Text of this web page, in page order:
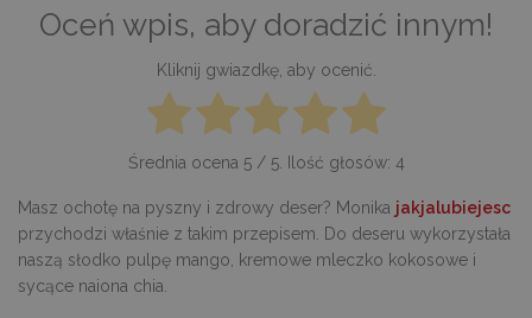
Oceń wpis, aby doradzić innym!
Kliknij gwiazdkę, aby ocenić.
Średnia ocena 5/ 5. Ilość głosów: 4
Masz ochotę na pyszny i zdrowy deser? Monika jakjalubiejesc
przychodzi właśnie z takim przepisem. Do deseru wykorzystała
naszą słodko pulpę mango, kremowe mleczko kokosowe i
sycące naiona chia.